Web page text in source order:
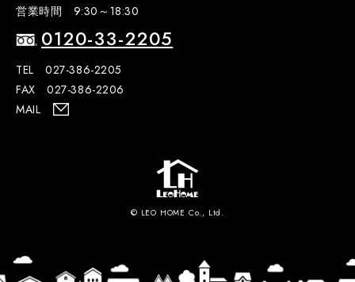
営業時間 9:30～18:30
0120-33-2205
TEL 027-386-2205
FAX 027-386-2206
MAIL
© LEO HOME Co., Ltd.